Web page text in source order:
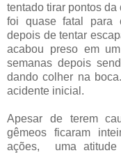
tentado tirar pontos da
foi quase fatal para
depois de tentar
acabou preso em
semanas depois
dando colher na
acidente inicial.
Apesar de terem
gêmeos ficaram
ações,
uma